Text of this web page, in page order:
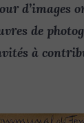
d’images
de
à